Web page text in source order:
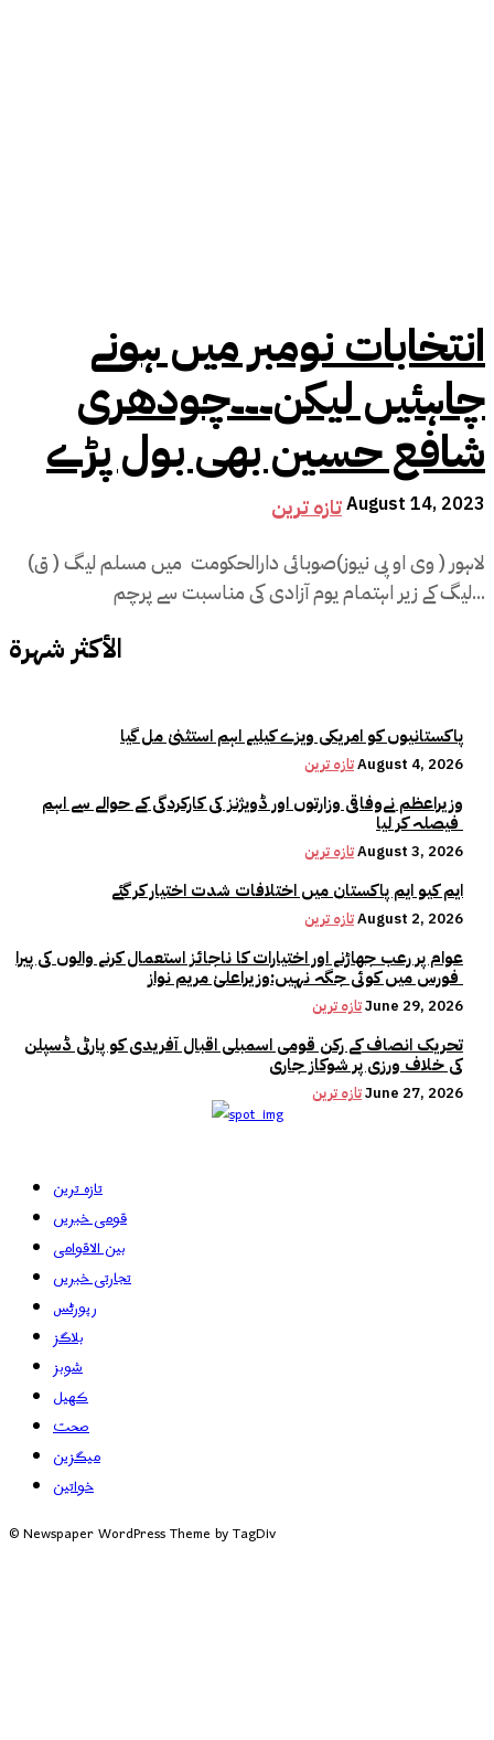
انتخابات نومبر میں ہونے
چاہئیں لیکن۔۔۔چودھری
شافع حسین بھی بول پڑے
تازہ ترینAugust 14, 2023
لاہور ( وی او پی نیوز)صوبائی دارالحکومت میں مسلم لیگ ( ق)
لیگ کے زیر اہتمام یوم آزادی کی مناسبت سے پرچم...
الأكثر شهرة
پاکستانیوں کو امریکی ویزے کیلیے اہم استثنیٰ مل گیا
تازہ ترینAugust 4, 2026
وزیراعظم نےوفاقی وزارتوں اور ڈویژنز کی کارکردگی کے حوالے سے اہم
تازہ ترینAugust 3, 2026
ایم کیو ایم پاکستان میں اختلافات شدت اختیار کر گئے
تازہ ترینAugust 2, 2026
عوام پر رعب جھاڑنے اور اختیارات کا ناجائز استعمال کرنے والوں کی پیرا
تازہ ترینJune 29, 2026
تحریک انصاف کے رکن قومی اسمبلی اقبال آفریدی کو پارٹی ڈسپلن
کی خلاف ورزی پر شوکاز جاری
تازہ ترینJune 27, 2026
تازہ ترین
قومی خبریں
بین الاقوامی
تجارتی خبریں
رپورٹس
بلاگز
شوبز
کھیل
صحت
میگزین
خواتین
© Newspaper WordPress Theme by TagDiv